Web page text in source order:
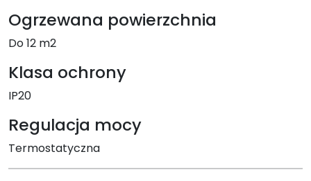
Ogrzewana powierzchnia
Do 12 m2
Klasa ochrony
IP20
Regulacja mocy
Termostatyczna